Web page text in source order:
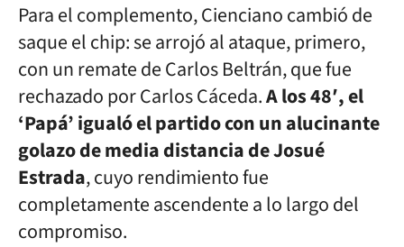
Para el complemento, Cienciano cambió de
saque el chip: se arrojó al ataque, primero,
con un remate de Carlos Beltrán, que fue
rechazado por Carlos Cáceda.A los 48′, el
‘Papá’ igualó el partido con un alucinante
golazo de media distancia de Josué
Estrada, cuyo rendimiento fue
completamente ascendente a lo largo del
compromiso.